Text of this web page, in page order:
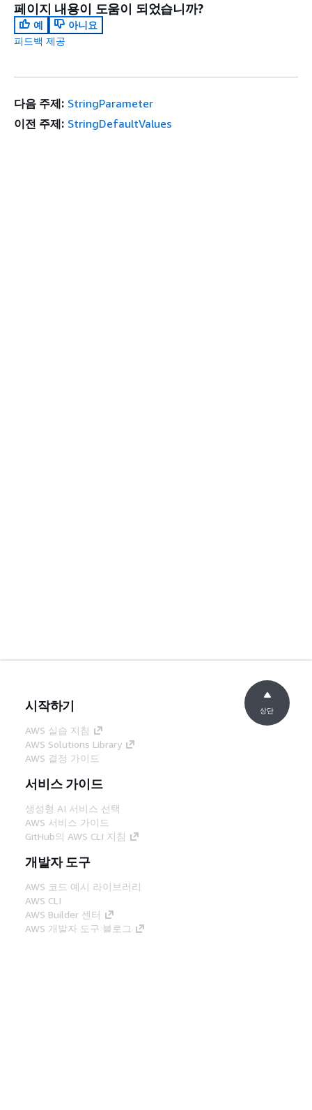
페이지 내용이 도움이 되었습니까?
예
아니요
피드백 제공
다음 주제: StringParameter
이전 주제: StringDefaultValues
시작하기
AWS 실습 지침
AWS Solutions Library
AWS 결정 가이드
서비스 가이드
생성형 AI 서비스 선택
AWS 서비스 가이드
GitHub의 AWS CLI 지침
개발자 도구
AWS 코드 예시 라이브러리
AWS CLI
AWS Builder 센터
AWS 개발자 도구 블로그
상단